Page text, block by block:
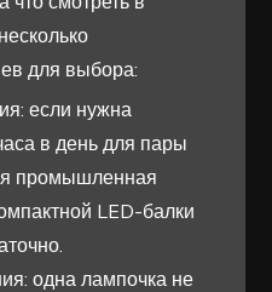
для выбора:
если нужна
в день для пары
промышленная
LED-балки
одна лампочка не